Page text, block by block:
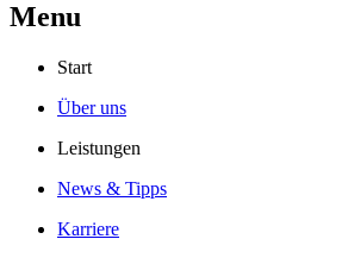
Menu
Start
Über uns
Leistungen
News & Tipps
Karriere